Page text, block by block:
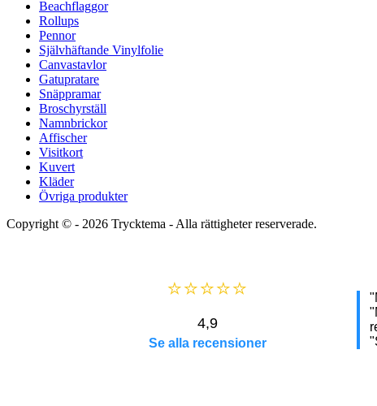
Beachflaggor
Rollups
Pennor
Självhäftande Vinylfolie
Canvastavlor
Gatupratare
Snäppramar
Broschyrställ
Namnbrickor
Affischer
Visitkort
Kuvert
Kläder
Övriga produkter
Copyright © - 2026 Trycktema - Alla rättigheter reserverade.
⭐⭐⭐⭐⭐
4,9
Se alla recensioner